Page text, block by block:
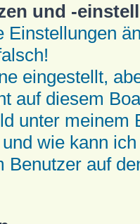
und -
Einstellungen
eingestellt,
auf diesem
unter meinem
wie kann
Benutzer auf